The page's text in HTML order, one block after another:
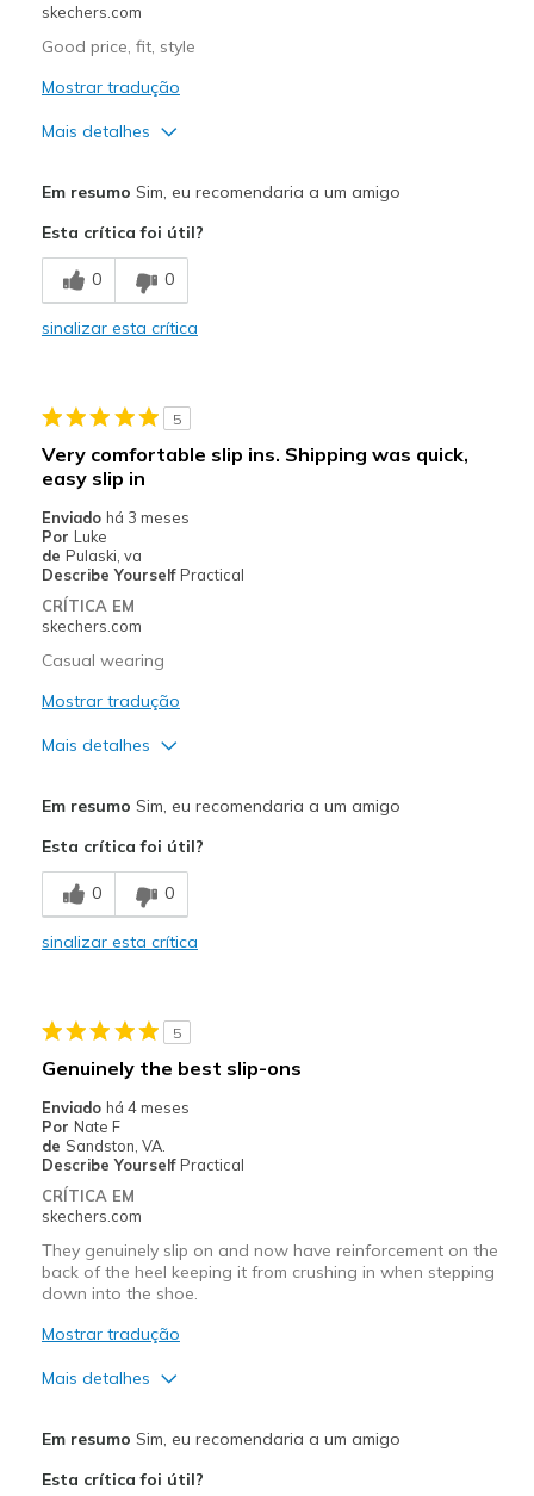
skechers.com
Good price, fit, style
Mostrar tradução
Mais detalhes
Comfortable
Stylish
Sizing
Feels true to size
Em resumo Sim, eu recomendaria a um amigo
Esta crítica foi útil?
0 0
sinalizar esta crítica
5
Very comfortable slip ins. Shipping was quick,
easy slip in
Enviado há 3 meses
Por Luke
de Pulaski, va
Describe Yourself Practical
CRÍTICA EM
skechers.com
Casual wearing
Mostrar tradução
Mais detalhes
Comfortable
Stylish
Going Out
Sizing
Feels true to size
View On Shoes
Shoes are for Wearing
Em resumo Sim, eu recomendaria a um amigo
Esta crítica foi útil?
0 0
sinalizar esta crítica
5
Genuinely the best slip-ons
Enviado há 4 meses
Por Nate F
de Sandston, VA.
Describe Yourself Practical
CRÍTICA EM
skechers.com
They genuinely slip on and now have reinforcement on the
back of the heel keeping it from crushing in when stepping
down into the shoe.
Mostrar tradução
Mais detalhes
Em resumo Sim, eu recomendaria a um amigo
Esta crítica foi útil?